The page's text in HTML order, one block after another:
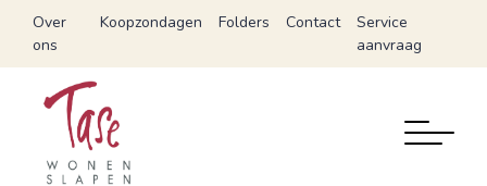
Over
ons
Koopzondagen Folders Contact
Service
aanvraag